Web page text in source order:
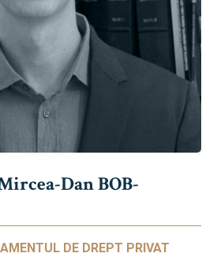
Dan BOB-
DE DREPT PRIVAT